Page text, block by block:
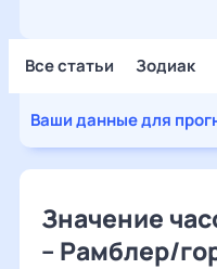
Все статьи Зодиак
Ваши данные для
Значение
– Рамблер/